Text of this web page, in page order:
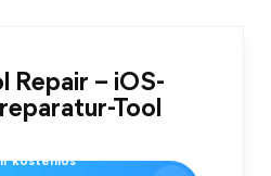
Repair – iOS-
Tool
kostenlos